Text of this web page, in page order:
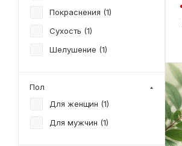
Покраснения (1)
Сухость (1)
Шелушение (1)
Пол
Для женщин (1)
Для мужчин (1)